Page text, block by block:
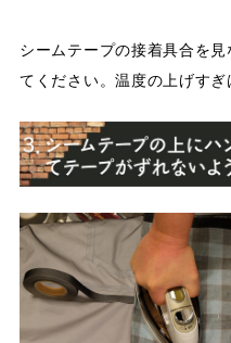
シームテープの接着具合を
てください。温度の上げすぎ